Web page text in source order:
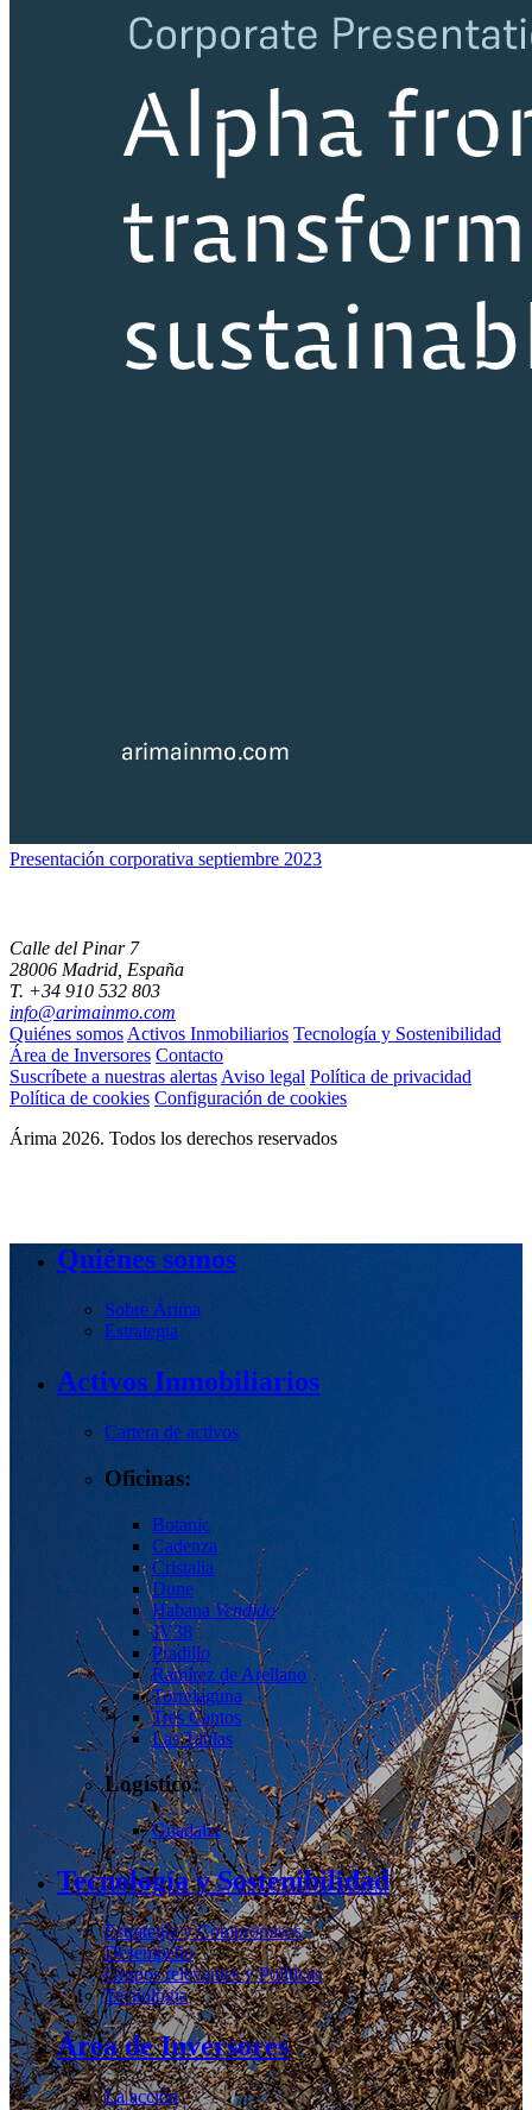
Presentación corporativa septiembre 2023
Calle del Pinar 7
28006 Madrid, España
T. +34 910 532 803
info@arimainmo.com
Quiénes somos Activos Inmobiliarios Tecnología y Sostenibilidad
Área de Inversores Contacto
Suscríbete a nuestras alertas Aviso legal Política de privacidad
Política de cookies Configuración de cookies
Árima 2026. Todos los derechos reservados
Quiénes somos
Sobre Árima
Estrategia
Activos Inmobiliarios
Cartera de activos
Oficinas:
Botanic
Cadenza
Cristalia
Dune
HabanaVendido
JV38
Pradillo
Ramírez de Arellano
Torrelaguna
Tres Cantos
Las Tablas
Logístico:
Guadalix
Tecnología y Sostenibilidad
Estrategia y Compromisos
Desempeño
Grupos relevantes y Políticas
Tecnología
Área de Inversores
La acción